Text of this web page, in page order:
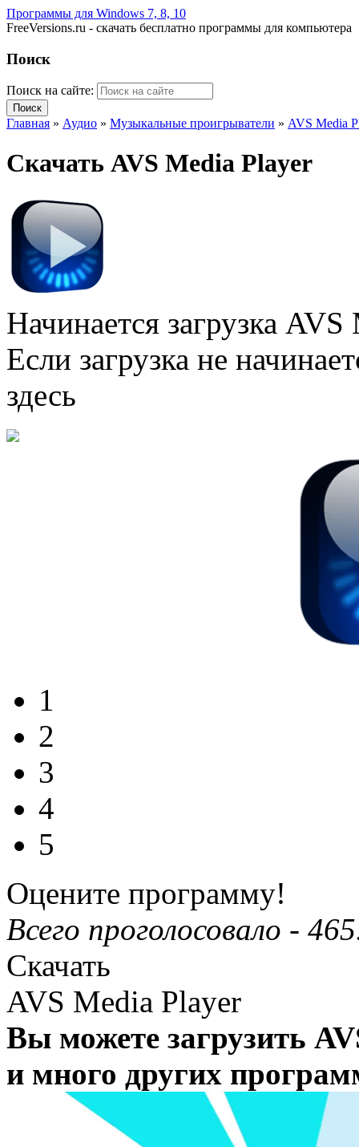
Программы для Windows 7, 8, 10
FreeVersions.ru - скачать бесплатно программы для компьютера
Поиск
Поиск на сайте:
Главная » Аудио » Музыкальные проигрыватели » AVS Media
Скачать AVS Media Player
Начинается загрузка
Если загрузка не
здесь
1
2
3
4
5
Оцените программу!
Всего проголосовало - 465
Скачать
AVS Media Player
Вы можете загрузить
и много других